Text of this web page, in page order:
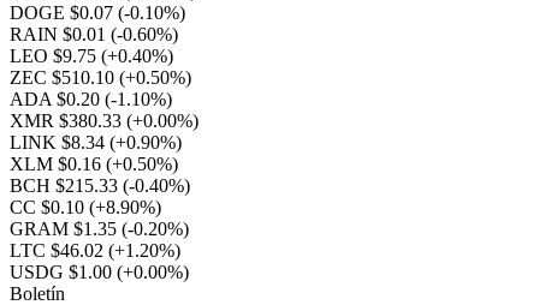
DOGE $0.07 (-0.10%)
RAIN $0.01 (-0.60%)
LEO $9.75 (+0.40%)
ZEC $510.10 (+0.50%)
ADA $0.20 (-1.10%)
XMR $380.33 (+0.00%)
LINK $8.34 (+0.90%)
XLM $0.16 (+0.50%)
BCH $215.33 (-0.40%)
CC $0.10 (+8.90%)
GRAM $1.35 (-0.20%)
LTC $46.02 (+1.20%)
USDG $1.00 (+0.00%)
Boletín